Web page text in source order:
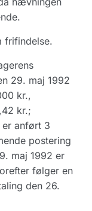
frifindelse.
29. maj 1992
kr.,
kr.;
er anført 3
postering
maj 1992 er
følger en
den 26.